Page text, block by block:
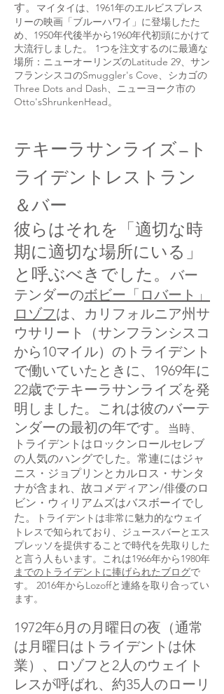
す。 マイタイは、1961年のエルビスプレス
リーの映画「ブルーハワイ」に登場したた
め、1950年代後半から1960年代初頭にかけて
大流行しました。 1つを注文するのに最適な
場所：ニューオーリンズのLatitude 29、サン
フランシスコのSmuggler's Cove、シカゴの
Three Dots and Dash、ニューヨーク市の
Otto'sShrunkenHead。
テキーラサンライズ—ト
ライデントレストラン
＆バー
彼らはそれを「適切な時
期に適切な場所にいる」
と呼ぶべきでした。
バー
テンダーのボビー「ロバート」
ロゾフは、カリフォルニア州サ
ウサリート（サンフランシスコ
から10マイル）のトライデント
で働いていたときに、1969年に
22歳でテキーラサンライズを発
明しました。これは彼のバーテ
ンダーの最初の年です。
当時、
トライデントはロックンロールセレブ
の人気のハングでした。常連にはジャ
ニス・ジョプリンとカルロス・サンタ
ナが含まれ、故コメディアン/俳優のロ
ビン・ウィリアムズはバスボーイでし
た。
トライデントは非常に魅力的なウェイ
トレスで知られており、ジュースバーとエス
プレッソを提供することで時代を先取りした
と言う人もいます。これは1966年から1980年
までのトライデントに捧げられたブログで
す。 2016年からLozoffと連絡を取り合ってい
ます。
1972年6月の月曜日の夜（通常
は月曜日はトライデントは休
業）、ロゾフと2人のウェイト
レスが呼ばれ、約35人のローリ